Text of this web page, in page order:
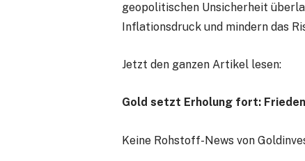
geopolitischen Unsicherheit
Inflationsdruck und mindern das
Jetzt den ganzen Artikel lesen:
Gold setzt Erholung fort:
Keine Rohstoff-News von